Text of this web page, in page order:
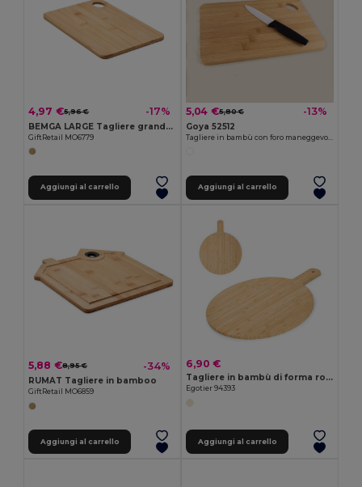
4,97 €5,96 € -17%
BEMGA LARGE Tagliere grande in bamboo
GiftRetail MO6779
Aggiungi al carrello
5,04 €5,80 € -13%
Goya 52512
Aggiungi al carrello
5,88 €8,95 € -34%
RUMAT Tagliere in bamboo
GiftRetail MO6859
Aggiungi al carrello
6,90 €
Tagliere in bambù di forma rotonda
Egotier 94393
Aggiungi al carrello